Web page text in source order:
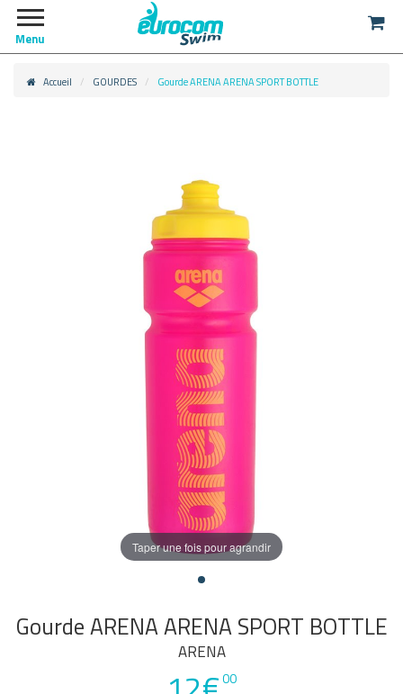
Menu
Accueil GOURDES Gourde ARENA ARENA SPORT BOTTLE
Taper une fois pour agrandir
Gourde ARENA ARENA SPORT BOTTLE
ARENA
00